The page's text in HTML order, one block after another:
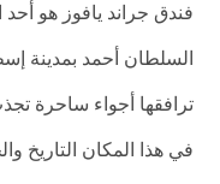
فندق جراند يافوز هو
السلطان أحمد بمدينة
ترافقها أجواء ساحرة
في هذا المكان التاريخ